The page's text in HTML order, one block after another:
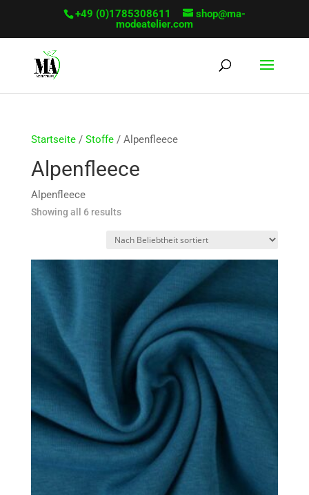
+49 (0)1785308611
shop@ma-
modeatelier.com
Startseite/ Stoffe/ Alpenfleece
Alpenfleece
Alpenfleece
Showing all 6 resultsSorted
popularity